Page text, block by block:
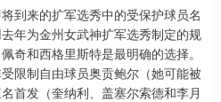
到来的扩军选秀中的受保护球员名
年为金州女武神扩军选秀制定的规
奇和西格里斯特是最明确的选择。
限制自由球员奥贡鲍尔（她可能被
首发（奎纳利、盖塞尔索德和李月